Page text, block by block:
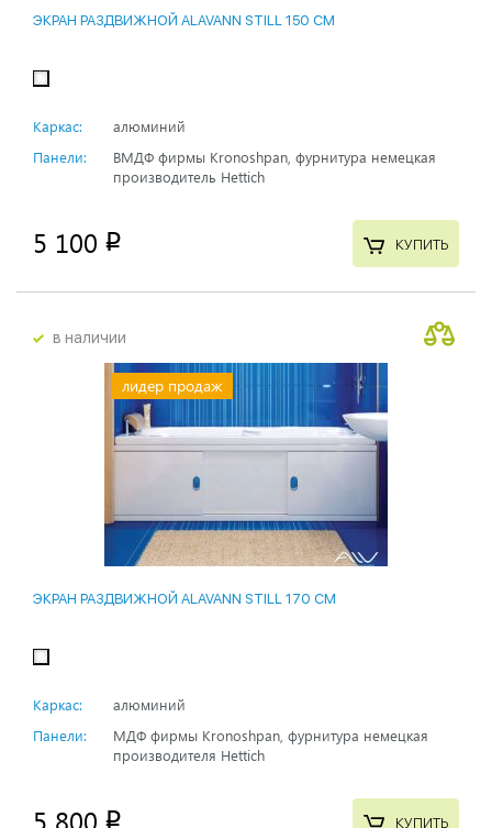
ЭКРАН РАЗДВИЖНОЙ ALAVANN STILL 150 СМ
Каркас:
алюминий
Панели:
ВМДФ фирмы Kronoshpan, фурнитура немецкая
производитель Hettich
5 100 p КУПИТЬ
в наличии
лидер продаж
ЭКРАН РАЗДВИЖНОЙ ALAVANN STILL 170 СМ
Каркас:
алюминий
Панели:
МДФ фирмы Kronoshpan, фурнитура немецкая
производителя Hettich
5 800 p КУПИТЬ